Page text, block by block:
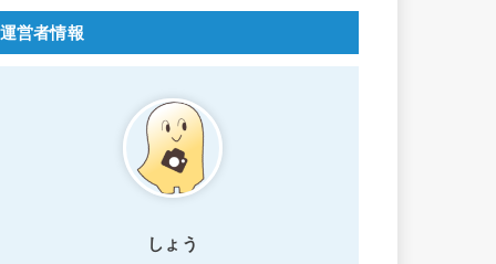
運営者情報
しょう